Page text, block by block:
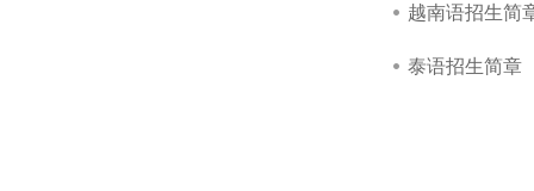
越南语招生简
泰语招生简章